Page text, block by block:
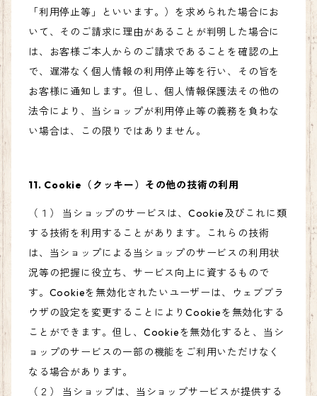
「利用停止等」といいます。）を求められた場合にお
いて、そのご請求に理由があることが判明した場合に
は、お客様ご本人からのご請求であることを確認の上
で、遅滞なく個人情報の利用停止等を行い、その旨を
お客様に通知します。但し、個人情報保護法その他の
法令により、当ショップが利用停止等の義務を負わな
い場合は、この限りではありません。
11. Cookie（クッキー）その他の技術の利用
（１） 当ショップのサービスは、Cookie及びこれに類
する技術を利用することがあります。これらの技術
は、当ショップによる当ショップのサービスの利用状
況等の把握に役立ち、サービス向上に資するもので
す。Cookieを無効化されたいユーザーは、ウェブブラ
ウザの設定を変更することによりCookieを無効化する
ことができます。但し、Cookieを無効化すると、当シ
ョップのサービスの一部の機能をご利用いただけなく
なる場合があります。
（２） 当ショップは、当ショップサービスが提供する